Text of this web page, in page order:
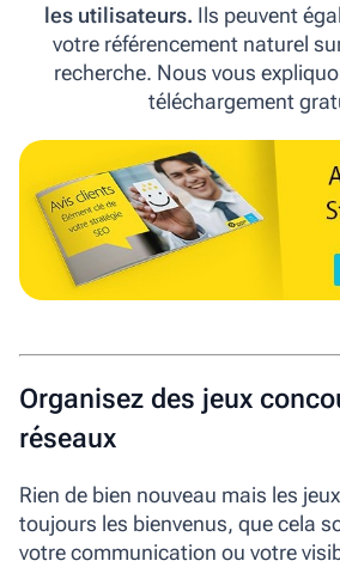
les utilisateurs. Ils peuvent
votre référencement naturel
recherche. Nous vous
téléchargement
Organisez des jeux
réseaux
Rien de bien nouveau mais les
toujours les bienvenus, que cela
votre communication ou votre